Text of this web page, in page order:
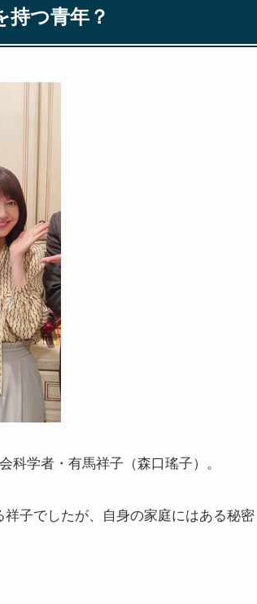
持つ青年？
学者・有馬祥子（森口瑤子）。
子でしたが、自身の家庭にはある秘密